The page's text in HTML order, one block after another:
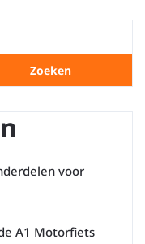
Zoeken
voor
A1 Motorfiets